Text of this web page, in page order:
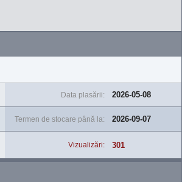
Data plasării: 2026-05-08
Termen de stocare până la: 2026-09-07
Vizualizări: 301